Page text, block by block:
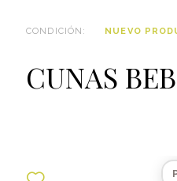
CONDICIÓN: NUEVO
CUNAS